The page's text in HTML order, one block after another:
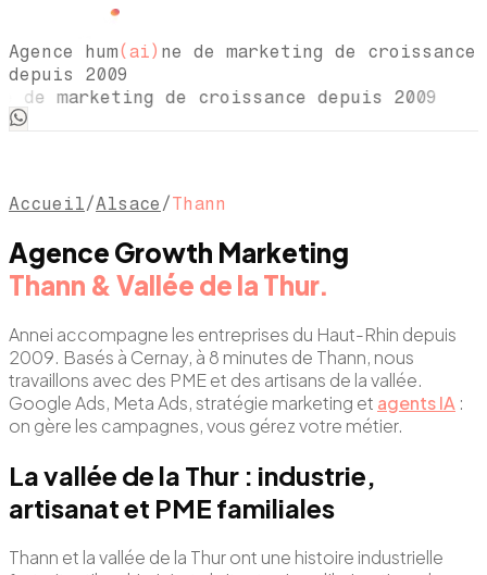
Agence hum(ai) ne de marketing de croissance
depuis 2009
de marketing de croissance depuis 2009
Accueil/Alsace /Thann
Agence Growth Marketing
Thann & Vallée de la Thur.
Annei accompagne les entreprises du Haut-Rhin depuis
2009. Basés à Cernay, à 8 minutes de Thann, nous
travaillons avec des PME et des artisans de la vallée.
Google Ads, Meta Ads, stratégie marketing et agents IA :
on gère les campagnes, vous gérez votre métier.
La vallée de la Thur : industrie,
artisanat et PME familiales
Thann et la vallée de la Thur ont une histoire industrielle